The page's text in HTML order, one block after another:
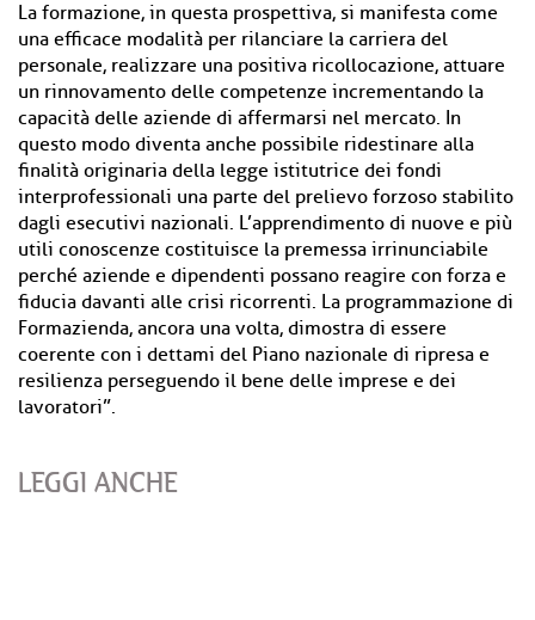
La formazione, in questa prospettiva, si manifesta come
una efficace modalità per rilanciare la carriera del
personale, realizzare una positiva ricollocazione, attuare
un rinnovamento delle competenze incrementando la
capacità delle aziende di affermarsi nel mercato. In
questo modo diventa anche possibile ridestinare alla
finalità originaria della legge istitutrice dei fondi
interprofessionali una parte del prelievo forzoso stabilito
dagli esecutivi nazionali. L’apprendimento di nuove e più
utili conoscenze costituisce la premessa irrinunciabile
perché aziende e dipendenti possano reagire con forza e
fiducia davanti alle crisi ricorrenti. La programmazione di
Formazienda, ancora una volta, dimostra di essere
coerente con i dettami del Piano nazionale di ripresa e
resilienza perseguendo il bene delle imprese e dei
lavoratori”.
LEGGI ANCHE